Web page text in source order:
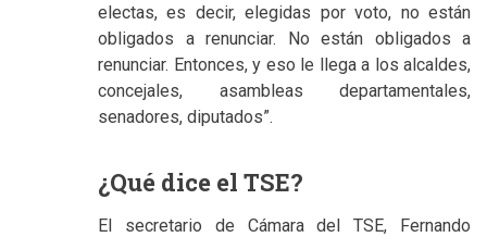
electas, es decir, elegidas por voto, no están
obligados a renunciar. No están obligados a
renunciar. Entonces, y eso le llega a los alcaldes,
concejales, asambleas departamentales,
senadores, diputados”.
¿Qué dice el TSE?
El secretario de Cámara del TSE, Fernando